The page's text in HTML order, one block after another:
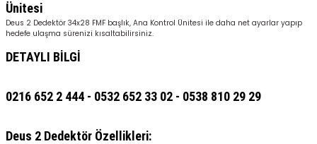
Ünitesi
Deus 2 Dedektör 34x28 FMF başlık, Ana Kontrol Ünitesi ile daha net ayarlar yapıp
hedefe ulaşma sürenizi kısaltabilirsiniz.
DETAYLI BİLGİ
0216 652 2 444 - 0532 652 33 02 - 0538 810 29 29
Deus 2 Dedektör Özellikleri: